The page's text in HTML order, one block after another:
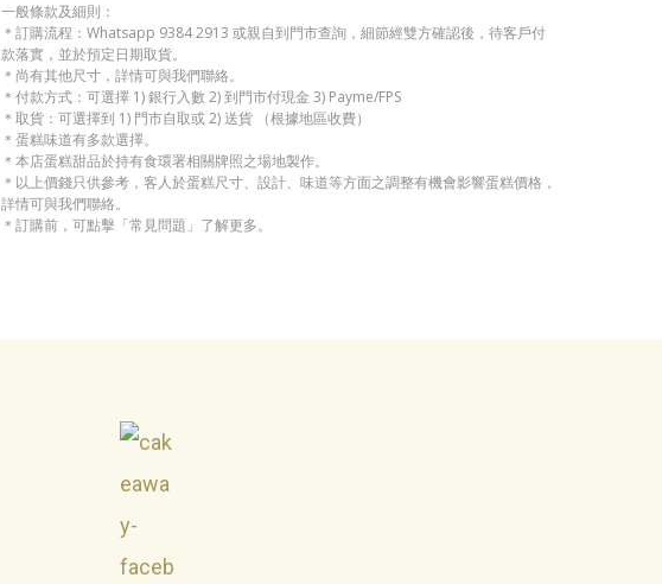
一般條款及細則：
＊訂購流程：Whatsapp 9384 2913 或親自到門市查詢，細節經雙方確認後，待客戶付
款落實，並於預定日期取貨。
＊尚有其他尺寸，詳情可與我們聯絡。
＊付款方式：可選擇 1) 銀行入數 2) 到門市付現金 3) Payme/FPS
＊取貨：可選擇到 1) 門市自取或 2) 送貨 （根據地區收費）
＊蛋糕味道有多款選擇。
＊本店蛋糕甜品於持有食環署相關牌照之場地製作。
＊以上價錢只供參考，客人於蛋糕尺寸、設計、味道等方面之調整有機會影響蛋糕價格，
詳情可與我們聯絡。
＊訂購前，可點擊「常見問題」了解更多。